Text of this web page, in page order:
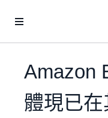
Amazon
體現已